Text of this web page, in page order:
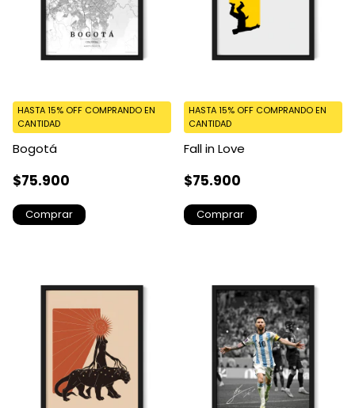
Bogotá
$75.900
HASTA 15% OFF COMPRANDO EN
CANTIDAD
Comprar
Fall in Love
$75.900
HASTA 15% OFF COMPRANDO EN
CANTIDAD
Comprar